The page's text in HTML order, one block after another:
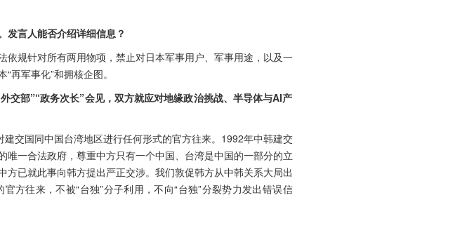
发言人能否介绍详细信息？
规针对所有两用物项，禁止对日本军事用户、军事用途，以及一
再军事化”和拥核企图。
交部”“政务次长”会见，双方就应对地缘政治挑战、半导体与AI产
交国同中国台湾地区进行任何形式的官方往来。1992年中韩建交
一合法政府，尊重中方只有一个中国、台湾是中国的一部分的立
已就此事向韩方提出严正交涉。我们敦促韩方从中韩关系大局出
方往来，不被“台独”分子利用，不向“台独”分裂势力发出错误信